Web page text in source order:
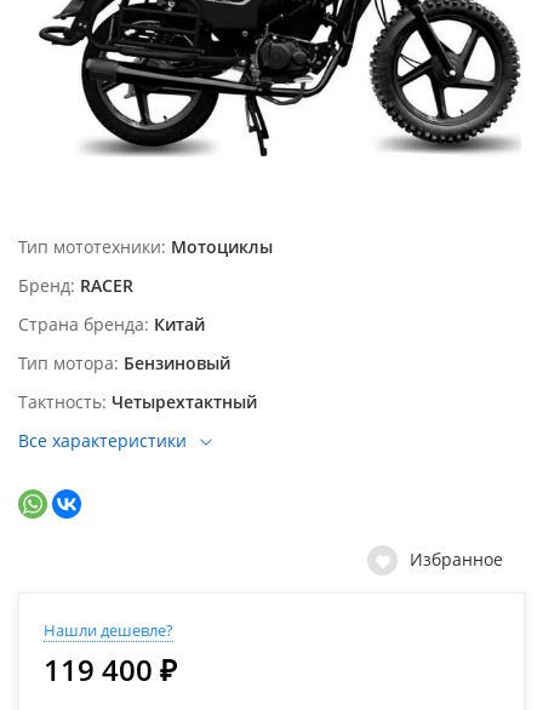
Тип мототехники Мотоциклы
Бренд RACER
Страна бренда Китай
Тип мотора Бензиновый
Тактность Четырехтактный
Все характеристики
Избранное
Нашли дешевле?
119 400 ₽